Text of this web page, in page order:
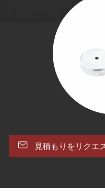
 見積もりをリクエ